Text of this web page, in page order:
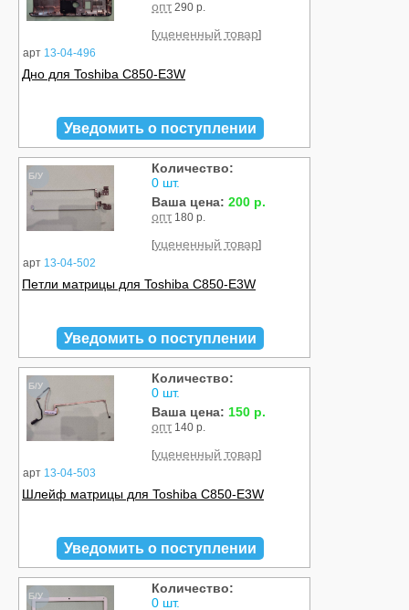
арт 13-04-496
опт 290 р.
[уцененный товар]
Дно для Toshiba C850-E3W
Уведомить о поступлении
Б/У
арт 13-04-502
Количество:
0 шт.
Ваша цена: 200 р.
опт 180 р.
[уцененный товар]
Петли матрицы для Toshiba C850-E3W
Уведомить о поступлении
Б/У
арт 13-04-503
Количество:
0 шт.
Ваша цена: 150 р.
опт 140 р.
[уцененный товар]
Шлейф матрицы для Toshiba C850-E3W
Уведомить о поступлении
Б/У
Количество:
0 шт.